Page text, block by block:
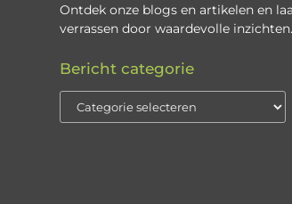
Ontdek onze blogs en artikelen en
verrassen door waardevolle inzichten.
Bericht categorie